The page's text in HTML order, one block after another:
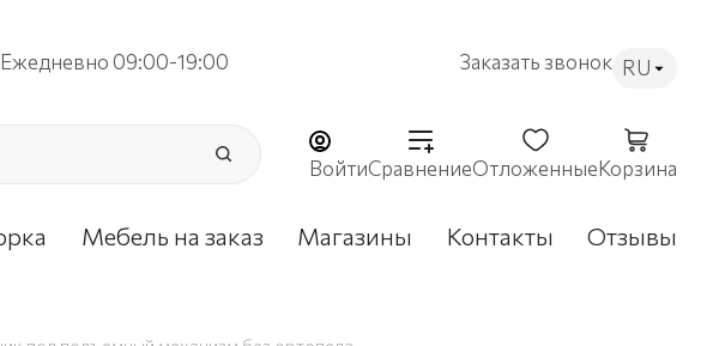
Ежедневно 09:00-19:00 Заказать звонок RU
ВойтиСравнениеОтложенныеКорзина
Мебель на заказ Магазины Контакты Отзывы